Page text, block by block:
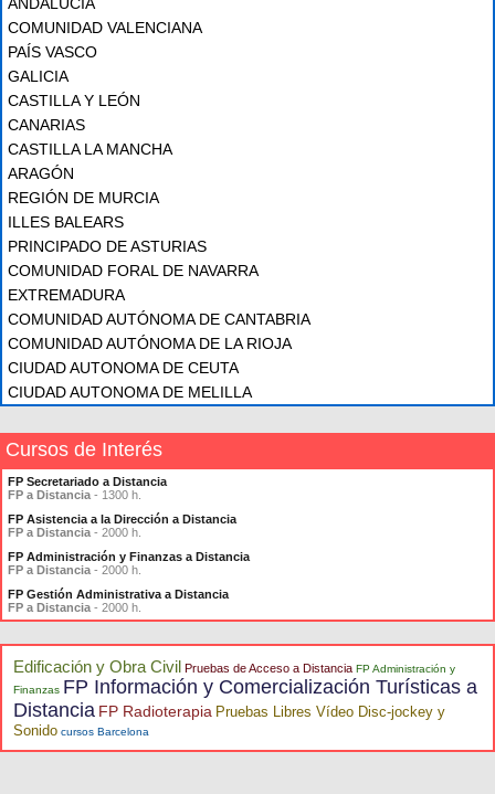
COMUNIDAD VALENCIANA
PAÍS VASCO
GALICIA
CASTILLA Y LEÓN
CANARIAS
CASTILLA LA MANCHA
ARAGÓN
REGIÓN DE MURCIA
ILLES BALEARS
PRINCIPADO DE ASTURIAS
COMUNIDAD FORAL DE NAVARRA
EXTREMADURA
COMUNIDAD AUTÓNOMA DE CANTABRIA
COMUNIDAD AUTÓNOMA DE LA RIOJA
CIUDAD AUTONOMA DE CEUTA
CIUDAD AUTONOMA DE MELILLA
Cursos de Interés
FP Secretariado a Distancia
FP a Distancia - 1300 h.
FP Asistencia a la Dirección a Distancia
FP a Distancia - 2000 h.
FP Administración y Finanzas a Distancia
FP a Distancia - 2000 h.
FP Gestión Administrativa a Distancia
FP a Distancia - 2000 h.
Edificación y Obra Civil Pruebas de Acceso a Distancia FP Administración y
Finanzas FP Información y Comercialización Turísticas a
Distancia FP Radioterapia Pruebas Libres Vídeo Disc-jockey y
Sonido cursos Barcelona